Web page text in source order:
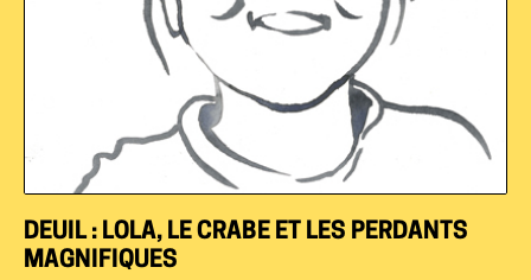
DEUIL : LOLA, LE CRABE ET LES PERDANTS
MAGNIFIQUES